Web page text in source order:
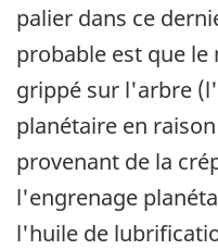
palier dans ce
probable est que
grippé sur l'arbre
planétaire en
provenant de la
l'engrenage
l'huile de